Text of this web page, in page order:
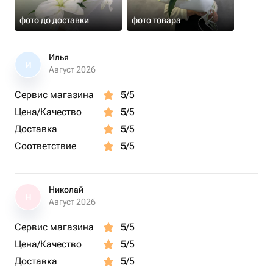
фото до доставки фото товара
И
Илья
Август 2026
Сервис магазина 5/5
Цена/Качество
5/5
Доставка
5/5
Соответствие
5/5
Николай
Август 2026
Сервис магазина 5/5
Цена/Качество
5/5
Доставка
5/5